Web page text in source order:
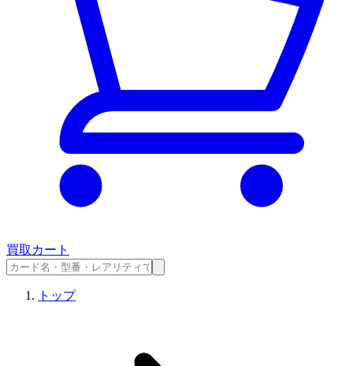
買取カート
トップ